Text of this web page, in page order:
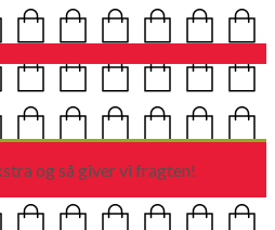
og så giver vi fragten!